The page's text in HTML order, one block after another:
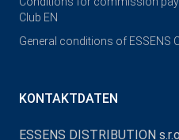
Club EN
General conditions of ESSENS
KONTAKTDATEN
ESSENS DISTRIBUTION